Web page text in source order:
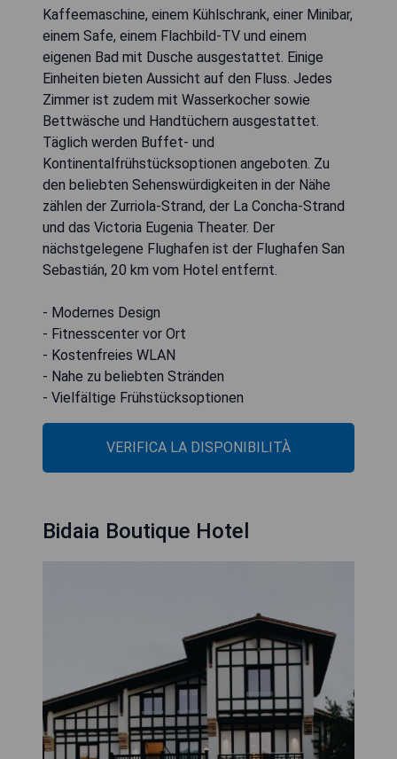
Kaffeemaschine, einem Kühlschrank, einer Minibar,
einem Safe, einem Flachbild-TV und einem
eigenen Bad mit Dusche ausgestattet. Einige
Einheiten bieten Aussicht auf den Fluss. Jedes
Zimmer ist zudem mit Wasserkocher sowie
Bettwäsche und Handtüchern ausgestattet.
Täglich werden Buffet- und
Kontinentalfrühstücksoptionen angeboten. Zu
den beliebten Sehenswürdigkeiten in der Nähe
zählen der Zurriola-Strand, der La Concha-Strand
und das Victoria Eugenia Theater. Der
nächstgelegene Flughafen ist der Flughafen San
Sebastián, 20 km vom Hotel entfernt.
- Modernes Design
- Fitnesscenter vor Ort
- Kostenfreies WLAN
- Nahe zu beliebten Stränden
- Vielfältige Frühstücksoptionen
VERIFICA LA DISPONIBILITÀ
Bidaia Boutique Hotel